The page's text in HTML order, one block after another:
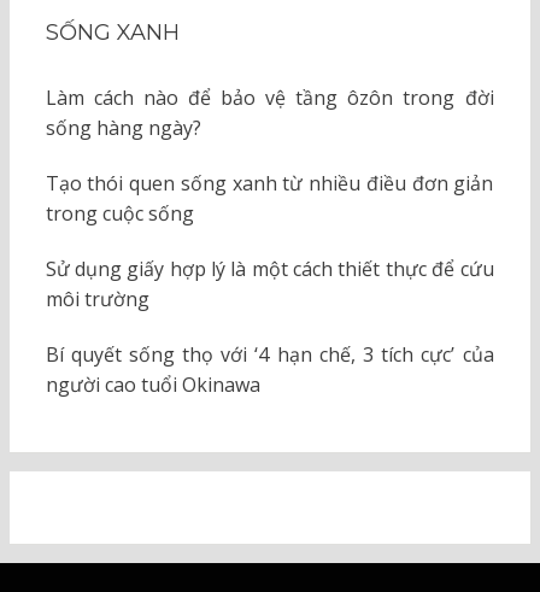
SỐNG XANH
Làm cách nào để bảo vệ tầng ôzôn trong đời
sống hàng ngày?
Tạo thói quen sống xanh từ nhiều điều đơn giản
trong cuộc sống
Sử dụng giấy hợp lý là một cách thiết thực để cứu
môi trường
Bí quyết sống thọ với ‘4 hạn chế, 3 tích cực’ của
người cao tuổi Okinawa